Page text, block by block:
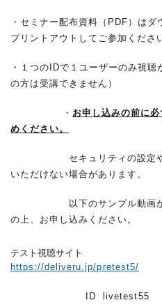
・セミナー配布資料（PDF）は
プリントアウトしてご参加くださ
・１つのIDで１ユーザーのみ視
の方は受講できません）
・ お申し込みの前に
めください。
セキュリティの設定や、
いただけない場合があります。
以下のサンプル動画が閲
の上、お申し込みください。
テスト視聴サイト
https://deliveru.jp/pretest5/
ID livetest55